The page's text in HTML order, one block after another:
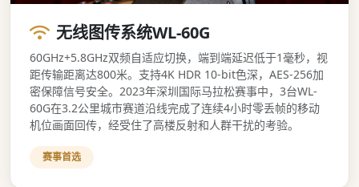
无线图传系统WL-60G
60GHz+5.8GHz双频自适应切换，端到端延迟低于1毫秒，视
距传输距离达800米。支持4K HDR 10-bit色深，AES-256加
密保障信号安全。2023年深圳国际马拉松赛事中，3台WL-
60G在3.2公里城市赛道沿线完成了连续4小时零丢帧的移动
机位画面回传，经受住了高楼反射和人群干扰的考验。
赛事首选